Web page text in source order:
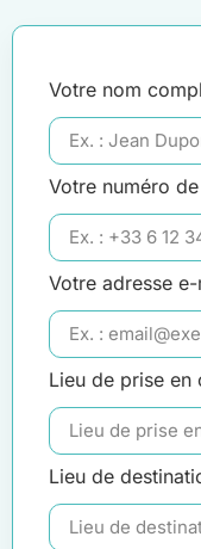
Votre nom
Votre numéro
Votre adresse e-
Lieu de prise en
Lieu de